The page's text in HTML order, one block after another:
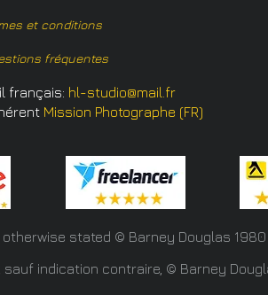
et conditions
fréquentes
français: hl-studio@mail.fr
Mission Photographe (FR)
stated © Barney Douglas
sauf indication contraire, © Barney